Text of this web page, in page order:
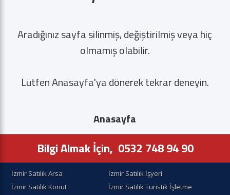
Aradığınız sayfa silinmiş, değiştirilmiş veya hiç
olmamış olabilir.
Lütfen Anasayfa'ya dönerek tekrar deneyin.
Anasayfa
Bilgi Almak İçin, 0532 748 94 90
İzmir Satılık Arsa
İzmir Satılık İşyeri
İzmir Satılık Konut
İzmir Satılık Turistik İşletme